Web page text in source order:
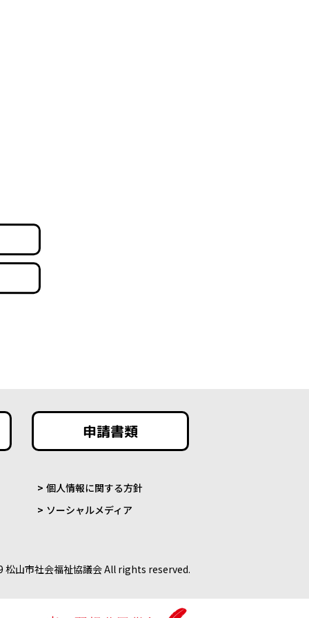
申請書類
個人情報に関する方針
ソーシャルメディア
松山市社会福祉協議会 All rights reserved.